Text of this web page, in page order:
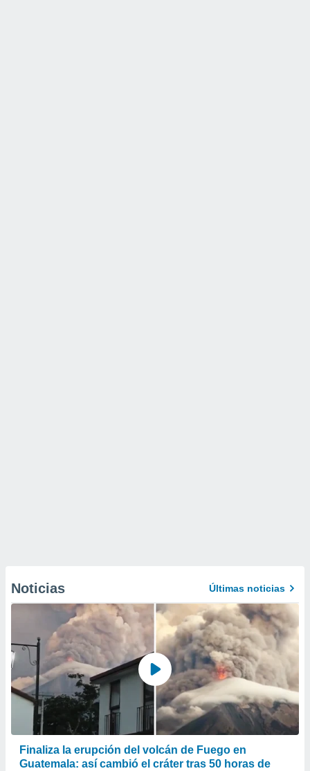
Noticias Últimas noticias
Finaliza la erupción del volcán de Fuego en
Guatemala: así cambió el cráter tras 50 horas de